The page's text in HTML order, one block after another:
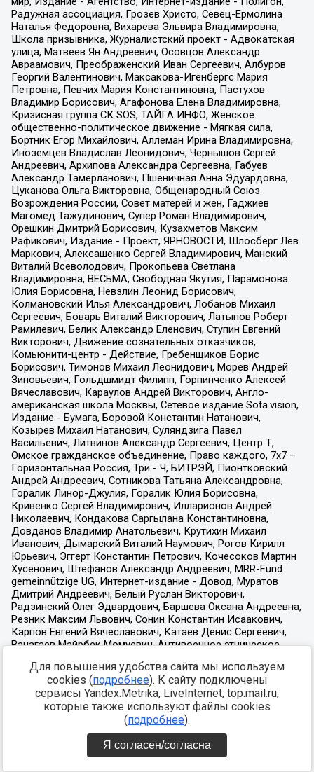
Для повышения удобства сайта мы используем
cookies (подробнее). К сайту подключены
сервисы Yandex.Metrika, LiveInternet, top.mail.ru,
которые также используют файлы cookies
(подробнее).
Я согласен/согласна